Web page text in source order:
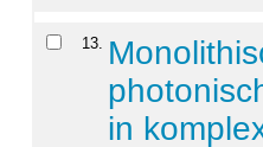
13
in